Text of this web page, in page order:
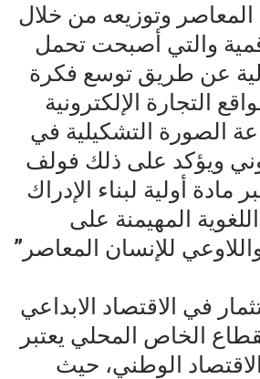
المعاصر وتوزيعه من خلال
والتي أصبحت تحمل
عن طريق توسع فكرة
التجارة الإلكترونية
الصورة التشكيلية في
ويؤكد على ذلك فولف
مادة أولية لبناء الإدراك
المهيمنة على
للإنسان المعاصر”
في الاقتصاد الابداعي
الخاص المحلي يعتبر
الوطني، حيث